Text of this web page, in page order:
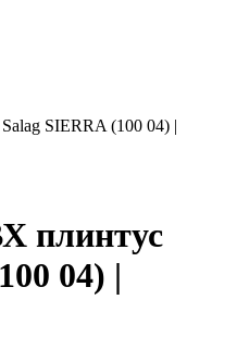
SIERRA (100 04) |
плинтус
04) |